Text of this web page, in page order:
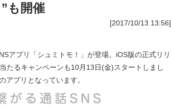
も開催
[2017/10/13 13:56]
アプリ「シュミトモ！」が登場。iOS版の正式リリ
たるキャンペーンも10月13日(金)スタートしまし
アプリとなっています。